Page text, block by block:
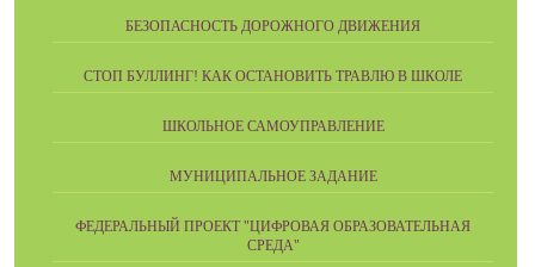
БЕЗОПАСНОСТЬ ДОРОЖНОГО ДВИЖЕНИЯ
СТОП БУЛЛИНГ! КАК ОСТАНОВИТЬ ТРАВЛЮ В ШКОЛЕ
ШКОЛЬНОЕ САМОУПРАВЛЕНИЕ
МУНИЦИПАЛЬНОЕ ЗАДАНИЕ
ФЕДЕРАЛЬНЫЙ ПРОЕКТ "ЦИФРОВАЯ ОБРАЗОВАТЕЛЬНАЯ
СРЕДА"